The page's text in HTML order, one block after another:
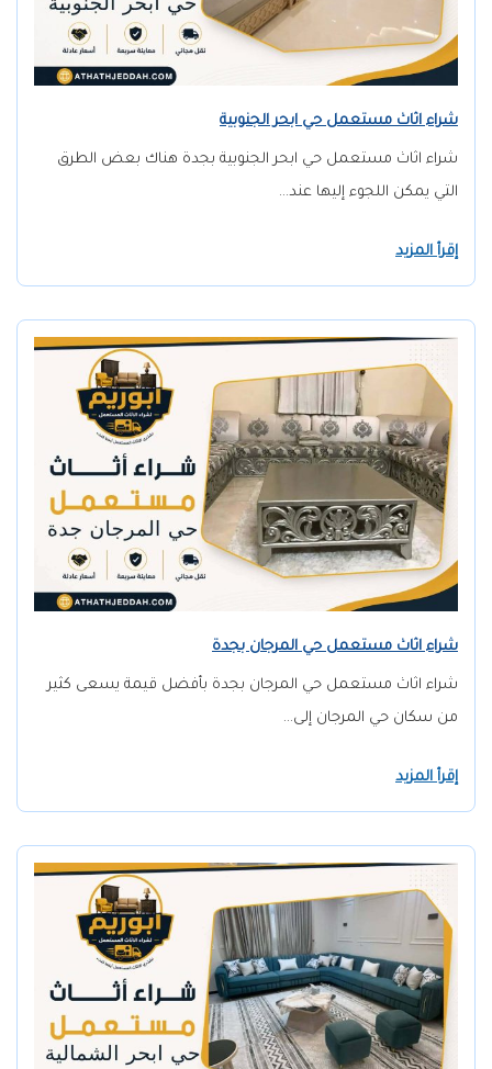
شراء اثاث مستعمل حي ابحر الجنوبية
شراء اثاث مستعمل حي ابحر الجنوبية بجدة هناك بعض الطرق
التي يمكن اللجوء إليها عند…
إقرأ المزيد
شراء اثاث مستعمل حي المرجان بجدة
شراء اثاث مستعمل حي المرجان بجدة بأفضل قيمة يسعى كثير
من سكان حي المرجان إلى…
إقرأ المزيد